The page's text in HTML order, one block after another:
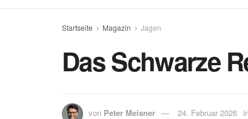
Startseite Magazin Jagen
Das Schwarze
von Peter Meisner 24. Februar 2026